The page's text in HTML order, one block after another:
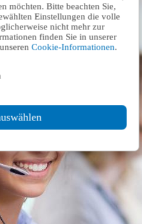
möchten. Bitte beachten Sie,
Einstellungen die volle
nicht mehr zur
finden Sie in unserer
Cookie-Informationen.